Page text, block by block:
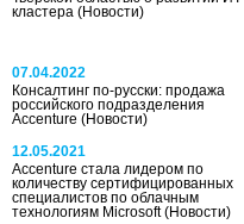
кластера (Новости)
07.04.2022
Консалтинг по-русски: продажа
российского подразделения
Accenture (Новости)
12.05.2021
Accenture стала лидером по
количеству сертифицированных
специалистов по облачным
технологиям Miсrosoft(Новости)